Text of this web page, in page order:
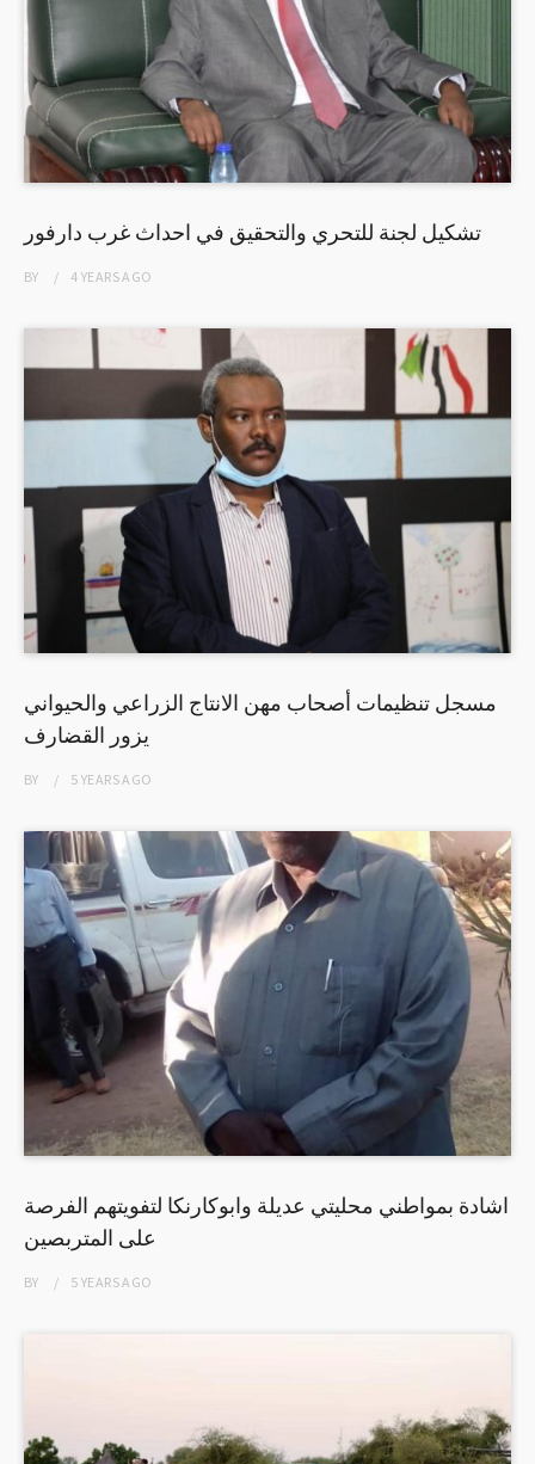
تشكيل لجنة للتحري والتحقيق في احداث غرب دارفور
BY 4 YEARSAGO
مسجل تنظيمات أصحاب مهن الانتاج الزراعي والحيواني
يزور القضارف
BY 5 YEARSAGO
اشادة بمواطني محليتي عديلة وابوكارنكا لتفويتهم الفرصة
على المتربصين
BY 5 YEARSAGO